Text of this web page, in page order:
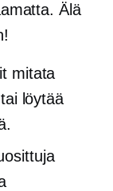
Älä
mitata
löytää